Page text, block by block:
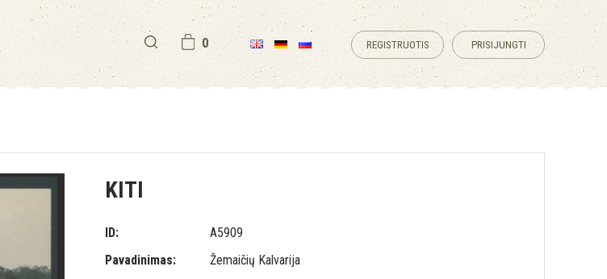
0 REGISTRUOTIS PRISIJUNGTI
KITI
ID:
A5909
Pavadinimas:
Žemaičių Kalvarija